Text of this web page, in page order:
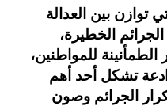
توازن بين العدالة
الخطيرة،
للمواطنين،
تشكل أحد أهم
الجرائم وصون